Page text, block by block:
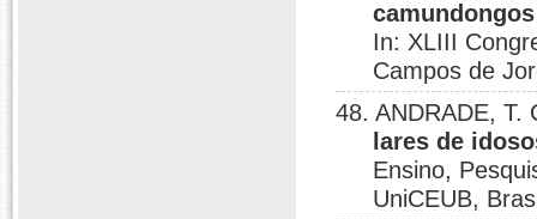
In: XLIII
Campos de
48. ANDRADE,
lares de
Ensino,
UniCEUB,